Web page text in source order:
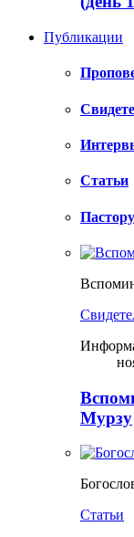
Публикации
Статьи
Пастору
Мурзу
Статьи